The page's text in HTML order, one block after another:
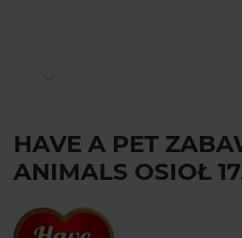
HAVE A PET
ANIMALS OSIOŁ